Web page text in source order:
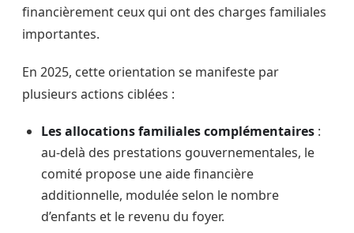
financièrement ceux qui ont des charges familiales
importantes.
En 2025, cette orientation se manifeste par
plusieurs actions ciblées :
Les allocations familiales complémentaires :
au-delà des prestations gouvernementales, le
comité propose une aide financière
additionnelle, modulée selon le nombre
d’enfants et le revenu du foyer.